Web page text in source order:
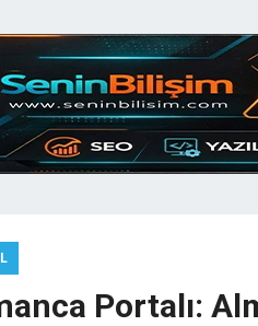
Portalı: